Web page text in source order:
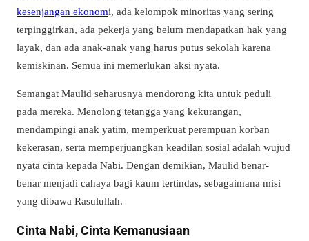
kesenjangan ekonomi, ada kelompok minoritas yang sering
terpinggirkan, ada pekerja yang belum mendapatkan hak yang
layak, dan ada anak-anak yang harus putus sekolah karena
kemiskinan. Semua ini memerlukan aksi nyata.
Semangat Maulid seharusnya mendorong kita untuk peduli
pada mereka. Menolong tetangga yang kekurangan,
mendampingi anak yatim, memperkuat perempuan korban
kekerasan, serta memperjuangkan keadilan sosial adalah wujud
nyata cinta kepada Nabi. Dengan demikian, Maulid benar-
benar menjadi cahaya bagi kaum tertindas, sebagaimana misi
yang dibawa Rasulullah.
Cinta Nabi, Cinta Kemanusiaan